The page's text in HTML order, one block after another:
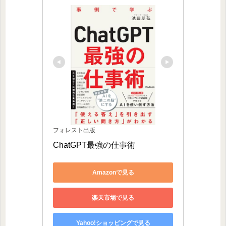
フォレスト出版
ChatGPT最強の仕事術
Amazonで見る
楽天市場で見る
Yahoo!ショッピングで見る